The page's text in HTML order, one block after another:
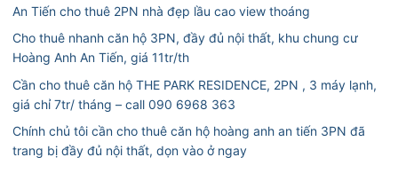
An Tiến cho thuê 2PN nhà đẹp lầu cao view thoáng
Cho thuê nhanh căn hộ 3PN, đầy đủ nội thất, khu chung cư
Hoàng Anh An Tiến, giá 11tr/th
Cần cho thuê căn hộ THE PARK RESIDENCE, 2PN , 3 máy lạnh,
giá chỉ 7tr/ tháng – call 090 6968 363
Chính chủ tôi cần cho thuê căn hộ hoàng anh an tiến 3PN đã
trang bị đầy đủ nội thất, dọn vào ở ngay